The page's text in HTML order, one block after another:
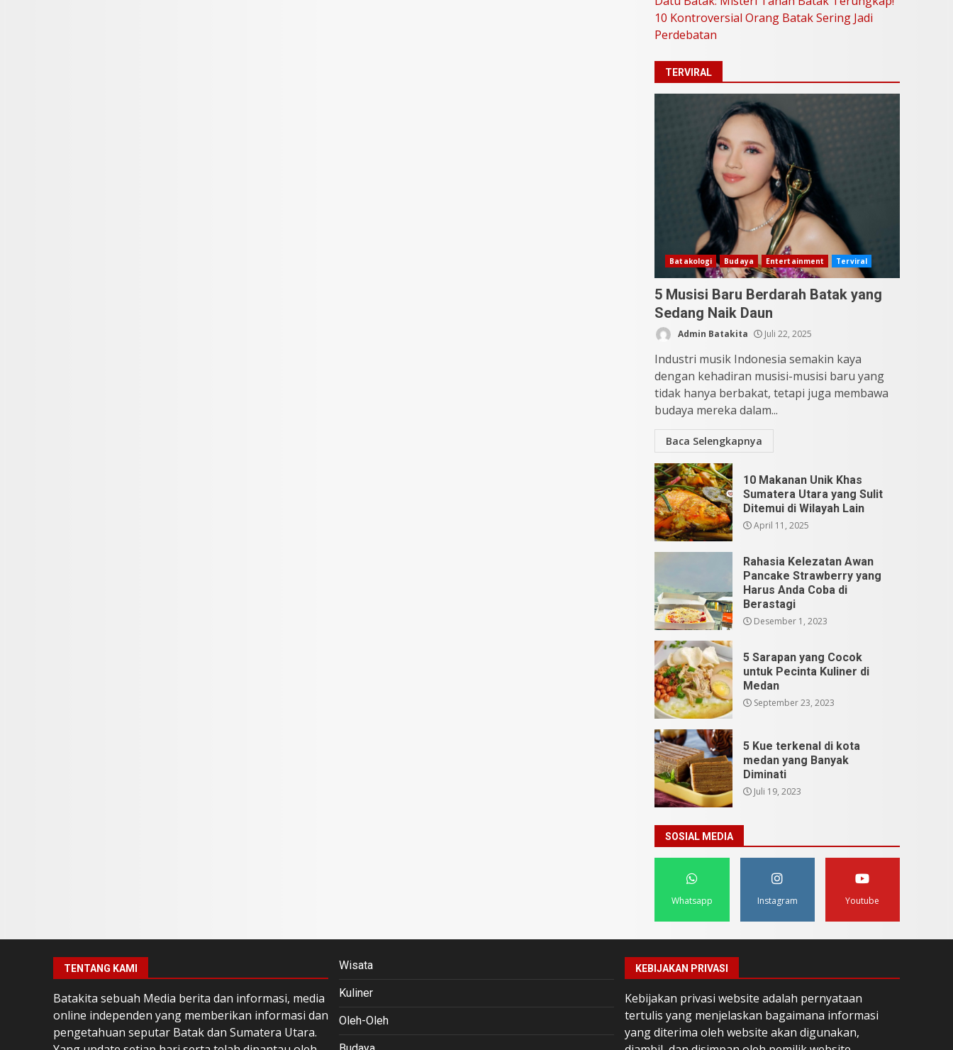
2
9 Makanan Batak yang
Wajib Diketahui! Budaya
Batak yang Jarang
Dipahami Orang Indonesia
Juni 25, 2026
4
Datu Batak: Misteri Tanah
Batak Terungkap!
Juni 11, 2026
5
10 Kontroversial Orang
Batak Sering Jadi
Perdebatan
10 Kontroversial Orang Batak Sering Jadi
Perdebatan
TERVIRAL
Batakologi Budaya Entertainment Terviral
5 Musisi Baru Berdarah Batak yang
Sedang Naik Daun
Admin Batakita Juli 22, 2025
Industri musik Indonesia semakin kaya
dengan kehadiran musisi-musisi baru yang
tidak hanya berbakat, tetapi juga membawa
budaya mereka dalam...
Baca Selengkapnya
10 Makanan Unik Khas
Sumatera Utara yang Sulit
Ditemui di Wilayah Lain
April 11, 2025
Rahasia Kelezatan Awan
Pancake Strawberry yang
Harus Anda Coba di
Berastagi
Desember 1, 2023
5 Sarapan yang Cocok
untuk Pecinta Kuliner di
Medan
September 23, 2023
5 Kue terkenal di kota
medan yang Banyak
Diminati
Juli 19, 2023
SOSIAL MEDIA
Whatsapp Instagram Youtube
TENTANG KAMI
Batakita sebuah Media berita dan informasi, media
online independen yang memberikan informasi dan
pengetahuan seputar Batak dan Sumatera Utara.
Wisata
Kuliner
Oleh-Oleh
KEBIJAKAN PRIVASI
Kebijakan privasi website adalah pernyataan
tertulis yang menjelaskan bagaimana informasi
yang diterima oleh website akan digunakan,